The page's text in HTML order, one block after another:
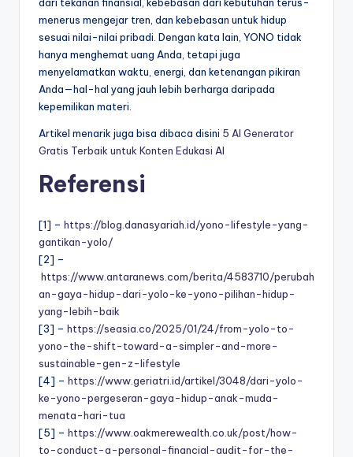
menerus mengejar tren, dan kebebasan untuk hidup
sesuai nilai-nilai pribadi. Dengan kata lain, YONO tidak
hanya menghemat uang Anda, tetapi juga
menyelamatkan waktu, energi, dan ketenangan pikiran
Anda—hal-hal yang jauh lebih berharga daripada
kepemilikan materi.
Artikel menarik juga bisa dibaca disini 5 AI Generator
Gratis Terbaik untuk Konten Edukasi AI
Referensi
[1] – https://blog.danasyariah.id/yono-lifestyle-yang-
gantikan-yolo/
[2] –
https://www.antaranews.com/berita/4583710/perubah
an-gaya-hidup-dari-yolo-ke-yono-pilihan-hidup-
yang-lebih-baik
[3] – https://seasia.co/2025/01/24/from-yolo-to-
yono-the-shift-toward-a-simpler-and-more-
sustainable-gen-z-lifestyle
[4] – https://www.geriatri.id/artikel/3048/dari-yolo-
ke-yono-pergeseran-gaya-hidup-anak-muda-
menata-hari-tua
[5] – https://www.oakmerewealth.co.uk/post/how-
to-conduct-a-personal-financial-audit-for-the-